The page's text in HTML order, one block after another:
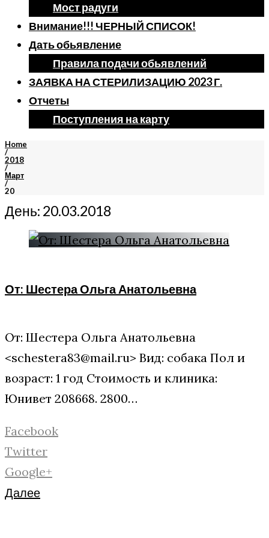
Мост радуги
Внимание!!! ЧЕРНЫЙ СПИСОК!
Дать обьявление
Правила подачи обьявлений
ЗАЯВКА НА СТЕРИЛИЗАЦИЮ 2023 Г.
Отчеты
Поступления на карту
Home
/
2018
/
Март
/
20
День: 20.03.2018
От: Шестера Ольга Анатольевна
От: Шестера Ольга Анатольевна
<schestera83@mail.ru> Вид: собака Пол и
возраст: 1 год Стоимость и клиника:
Юнивет 208668. 2800…
Facebook
Twitter
Google+
Далее